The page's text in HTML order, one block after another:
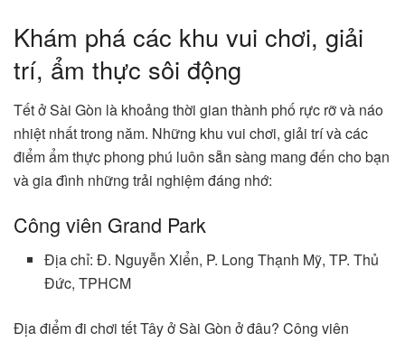
Khám phá các khu vui chơi, giải
trí, ẩm thực sôi động
Tết ở Sài Gòn là khoảng thời gian thành phố rực rỡ và náo
nhiệt nhất trong năm. Những khu vui chơi, giải trí và các
điểm ẩm thực phong phú luôn sẵn sàng mang đến cho bạn
và gia đình những trải nghiệm đáng nhớ:
Công viên Grand Park
Địa chỉ: Đ. Nguyễn Xiển, P. Long Thạnh Mỹ, TP. Thủ
Đức, TPHCM
Địa điểm đi chơi tết Tây ở Sài Gòn ở đâu? Công viên